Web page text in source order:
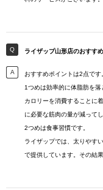
ライザップ山形店のおすす
おすすめポイントは2点です
1つめは効率的に体脂肪を落
カロリーを消費することに
に必要な筋肉の量が減って
2つめは食事習慣です。
ライザップでは、太りやす
で提供しています。その結